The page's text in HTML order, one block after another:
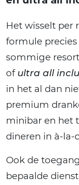
Het wisselt per
formule
sommige
of ultra all
in het al dan
premium
minibar en het
dineren in à-la-
Ook de
bepaalde